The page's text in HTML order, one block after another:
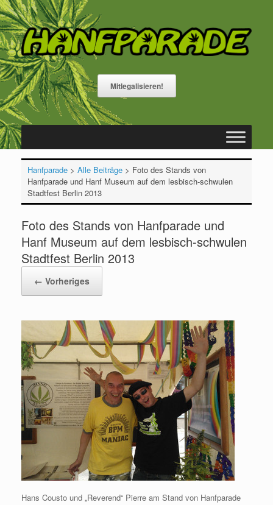
Zum
Inhalt
springen
Mitlegalisieren!
Hanfparade> Alle Beiträge> Foto des Stands von
Hanfparade und Hanf Museum auf dem lesbisch-schwulen
Stadtfest Berlin 2013
Foto des Stands von Hanfparade und
Hanf Museum auf dem lesbisch-schwulen
Stadtfest Berlin 2013
← Vorheriges
Hans Cousto und „Reverend“ Pierre am Stand von Hanfparade